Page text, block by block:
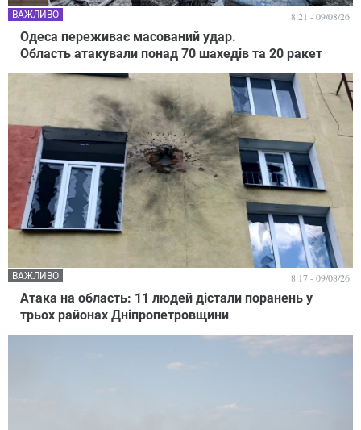
Одеса переживає масований удар.
Область атакували понад 70 шахедів та 20 ракет
ВАЖЛИВО 8:21 - 09/08/26
Атака на область: 11 людей дістали поранень у
трьох районах Дніпропетровщини
ВАЖЛИВО 8:17 - 09/08/26